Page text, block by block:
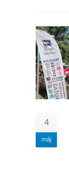
4
máj